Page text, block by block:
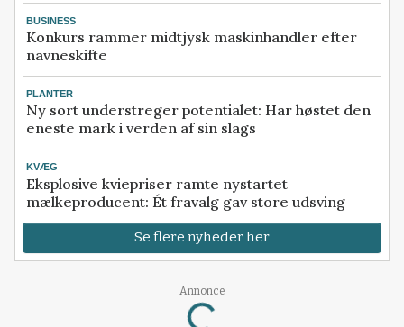
BUSINESS
Konkurs rammer midtjysk maskinhandler efter
navneskifte
PLANTER
Ny sort understreger potentialet: Har høstet den
eneste mark i verden af sin slags
KVÆG
Eksplosive kviepriser ramte nystartet
mælkeproducent: Ét fravalg gav store udsving
Se flere nyheder her
Annonce
Loading...